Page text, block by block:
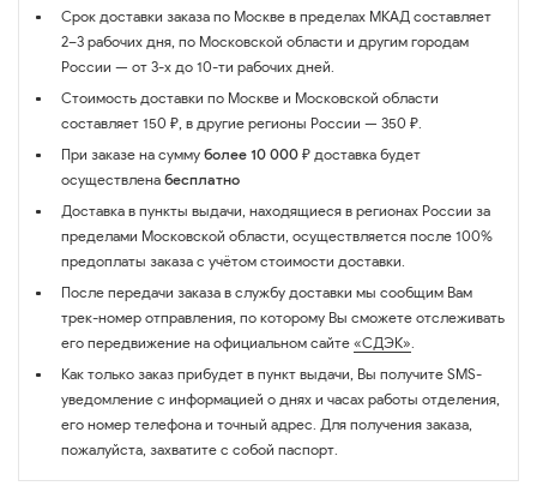
Срок доставки заказа по Москве в пределах МКАД составляет
2–3 рабочих дня, по Московской области и другим городам
России — от 3-х до 10-ти рабочих дней.
Стоимость доставки по Москве и Московской области
составляет 150 ₽, в другие регионы России — 350 ₽.
При заказе на сумму более 10 000 ₽ доставка будет
осуществлена бесплатно
Доставка в пункты выдачи, находящиеся в регионах России за
пределами Московской области, осуществляется после 100%
предоплаты заказа с учётом стоимости доставки.
После передачи заказа в службу доставки мы сообщим Вам
трек-номер отправления, по которому Вы сможете отслеживать
его передвижение на официальном сайте «СДЭК».
Как только заказ прибудет в пункт выдачи, Вы получите SMS-
уведомление с информацией о днях и часах работы отделения,
его номер телефона и точный адрес. Для получения заказа,
пожалуйста, захватите с собой паспорт.